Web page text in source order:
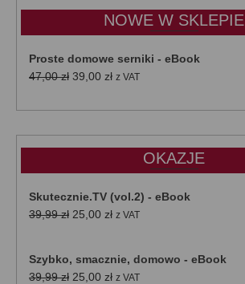
do
50,00 zł
NOWE W SKLEPIE
Proste domowe serniki - eBook
47,00zł Pierwotna
wynosiła:
39,00 złAktualna
wynosi:
z VAT
OKAZJE
Skutecznie.TV (vol.2) - eBook
39,99zł Pierwotna
39,99 zł.
25,00 złAktualna
25,00 zł.
z VAT
Szybko, smacznie, domowo - eBook
39,99zł Pierwotna
25,00 złAktualna
z VAT